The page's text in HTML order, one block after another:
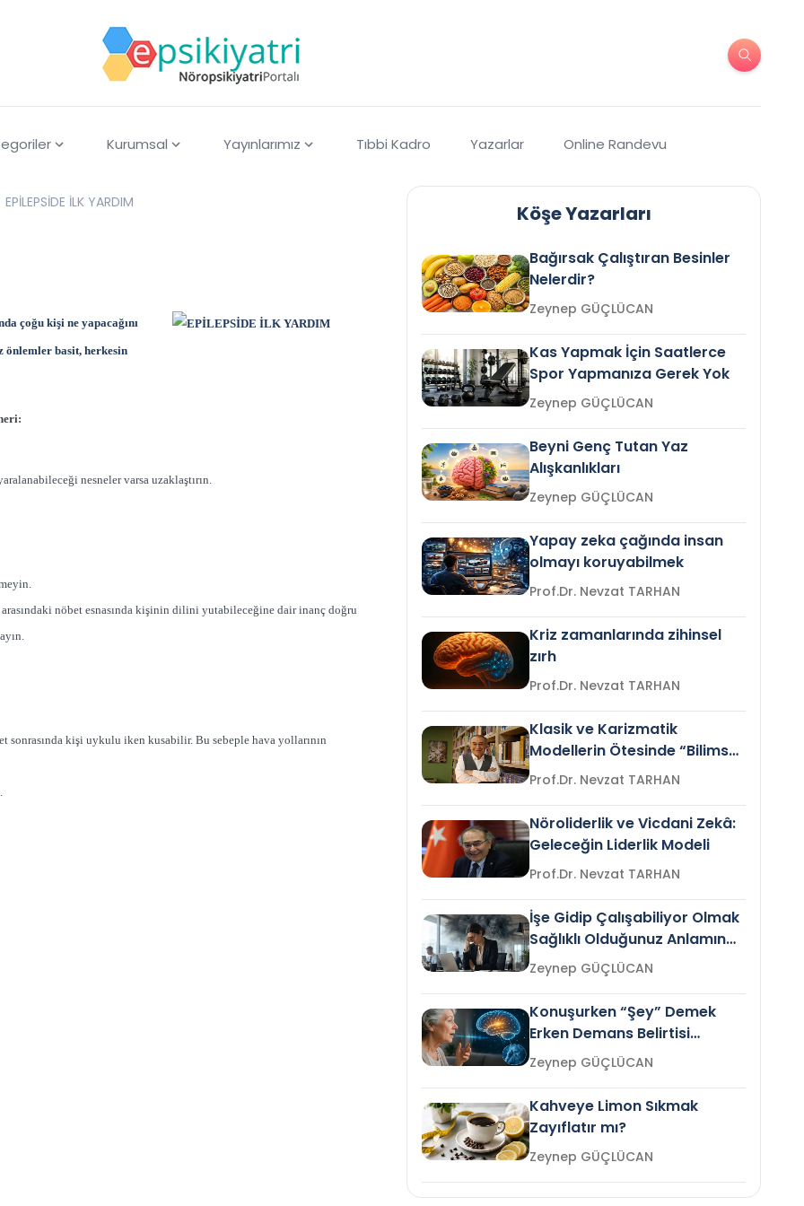
Kurumsal Yayınlarımız Tıbbi Kadro Yazarlar Online Randevu
EPİLEPSİDE İLK YARDIM
çoğu kişi ne yapacağını
önlemler basit, herkesin
nesneler varsa uzaklaştırın.
nöbet esnasında kişinin dilini yutabileceğine dair inanç doğru
kişi uykulu iken kusabilir. Bu sebeple hava yollarının
Köşe Yazarları
Bağırsak Çalıştıran Besinler
Nelerdir?
Zeynep GÜÇLÜCAN
Kas Yapmak İçin Saatlerce
Spor Yapmanıza Gerek Yok
Zeynep GÜÇLÜCAN
Beyni Genç Tutan Yaz
Alışkanlıkları
Zeynep GÜÇLÜCAN
Yapay zeka çağında insan
olmayı koruyabilmek
Prof.Dr. Nevzat TARHAN
Kriz zamanlarında zihinsel
zırh
Prof.Dr. Nevzat TARHAN
Klasik ve Karizmatik
Modellerin Ötesinde “Bilimsel
Liderlik”
Prof.Dr. Nevzat TARHAN
Nöroliderlik ve Vicdani Zekâ:
Geleceğin Liderlik Modeli
Prof.Dr. Nevzat TARHAN
İşe Gidip Çalışabiliyor Olmak
Sağlıklı Olduğunuz Anlamına
Gelir mi?Zeynep GÜÇLÜCAN
Konuşurken “Şey” Demek
Erken Demans Belirtisi
Olabilir mi?Zeynep GÜÇLÜCAN
Kahveye Limon Sıkmak
Zayıflatır mı?
Zeynep GÜÇLÜCAN